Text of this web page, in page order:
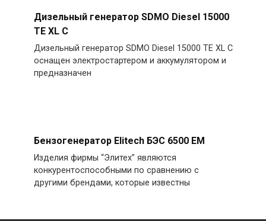
Дизельный генератор SDMO Diesel 15000
TE XL C
Дизельный генератор SDMO Diesel 15000 TE XL C
оснащен электростартером и аккумулятором и
предназначен
Бензогенератор Elitech БЭС 6500 EM
Изделия фирмы “Элитех” являются
конкурентоспособными по сравнению с
другими брендами, которые известны